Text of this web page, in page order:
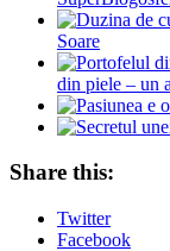
Soare
din piele – un
Share this:
Twitter
Facebook